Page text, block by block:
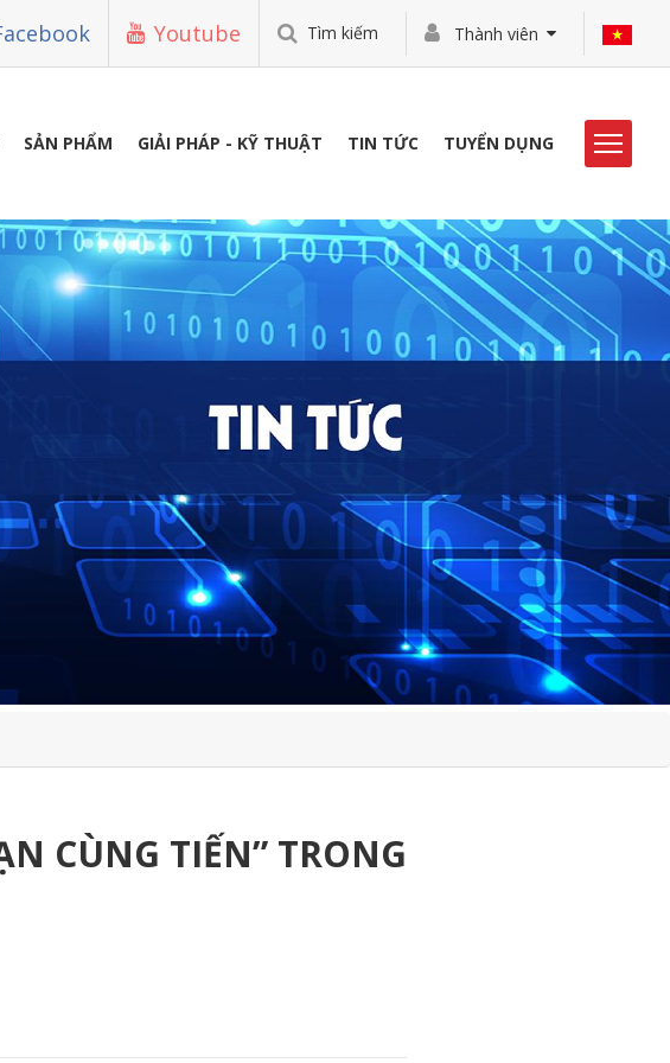
Youtube Tìm kiếm Thành viên
SẢN PHẨM GIẢI PHÁP - KỸ THUẬT TIN TỨC TUYỂN DỤNG
THƯ VIỆN
TUYỂN DỤNG
CÙNG TIẾN” TRONG